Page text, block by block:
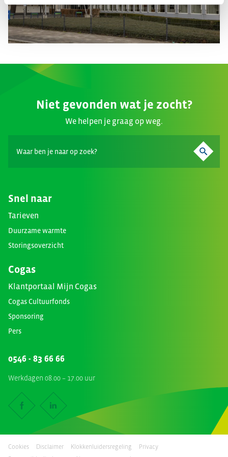
Niet gevonden wat je zocht?
We helpen je graag op weg.
Snel naar
Tarieven
Duurzame warmte
Storingsoverzicht
Cogas
Klantportaal Mijn Cogas
Cogas Cultuurfonds
Sponsoring
Pers
0546 - 83 66 66
Werkdagen 08.00 – 17.00 uur
Cookies Disclaimer Klokkenluidersregeling
Privacy